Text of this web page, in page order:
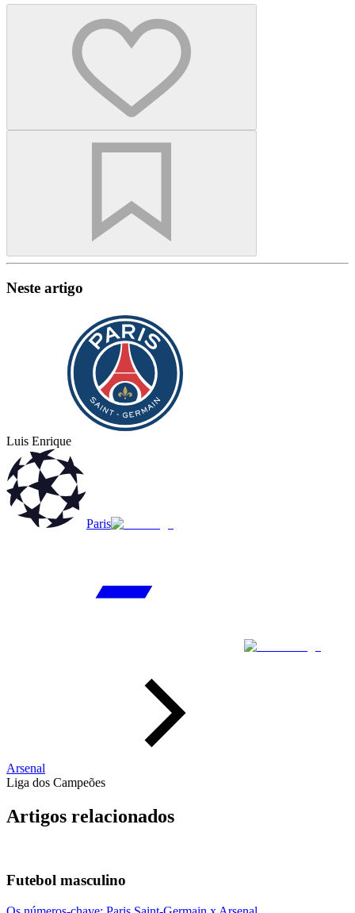
Neste artigo
Luis Enrique
Paris
Arsenal
Liga dos Campeões
Artigos relacionados
Futebol masculino